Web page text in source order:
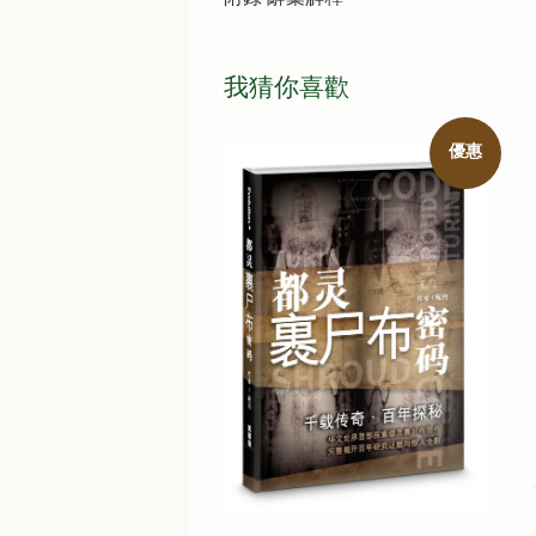
我猜你喜歡
優惠